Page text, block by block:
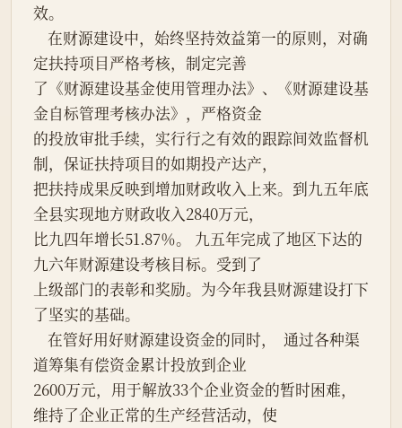
效。
定扶持项目严格考核，制定完善
了《财源建设基金使用管理办法》、《财源建设基
金自标管理考核办法》，严格资金
的投放审批手续，实行行之有效的跟踪间效监督机
制，保证扶持项目的如期投产达产，
把扶持成果反映到增加财政收入上来。到九五年底
全县实现地方财政收入2840万元，
比九四年增长51.87％。 九五年完成了地区下达的
九六年财源建设考核目标。受到了
上级部门的表彰和奖励。为今年我县财源建设打下
了坚实的基础。
道筹集有偿资金累计投放到企业
2600万元，用于解放33个企业资金的暂时困难，
维持了企业正常的生产经营活动，使